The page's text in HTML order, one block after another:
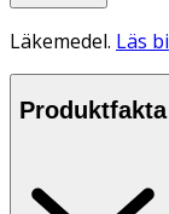
Läkemedel. Läs
Produktfakta